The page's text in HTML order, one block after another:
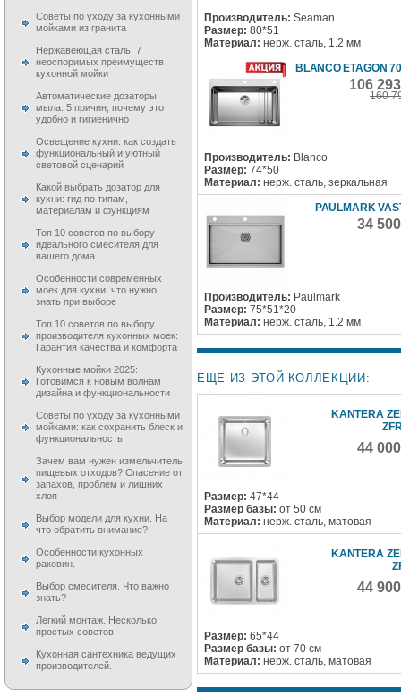
Производитель: Seaman
Размер: 80*51
Материал: нерж. сталь, 1.2 мм
BLANCO ETAGON
106
160
Производитель: Blanco
Размер: 74*50
Материал: нерж. сталь, зеркальная
PAULMARK
34
Производитель: Paulmark
Размер: 75*51*20
Материал: нерж. сталь, 1.2 мм
ЕЩЕ ИЗ ЭТОЙ КОЛЛЕКЦИИ:
KANTERA
44
Размер: 47*44
Размер базы: от 50 см
Материал: нерж. сталь, матовая
KANTERA
44
Размер: 65*44
Размер базы: от 70 см
Материал: нерж. сталь, матовая
Советы по уходу за кухонными
мойками из гранита
Нержавеющая сталь: 7
неоспоримых преимуществ
кухонной мойки
Автоматические дозаторы
мыла: 5 причин, почему это
удобно и гигиенично
Освещение кухни: как создать
функциональный и уютный
световой сценарий
Какой выбрать дозатор для
кухни: гид по типам,
материалам и функциям
Топ 10 советов по выбору
идеального смесителя для
вашего дома
Особенности современных
моек для кухни: что нужно
знать при выборе
Топ 10 советов по выбору
производителя кухонных моек:
Гарантия качества и комфорта
Кухонные мойки 2025:
Готовимся к новым волнам
дизайна и функциональности
Советы по уходу за кухонными
мойками: как сохранить блеск и
функциональность
Зачем вам нужен измельчитель
пищевых отходов? Спасение от
запахов, проблем и лишних
хлоп
Выбор модели для кухни. На
что обратить внимание?
Особенности кухонных
раковин.
Выбор смесителя. Что важно
знать?
Легкий монтаж. Несколько
простых советов.
Кухонная сантехника ведущих
производителей.